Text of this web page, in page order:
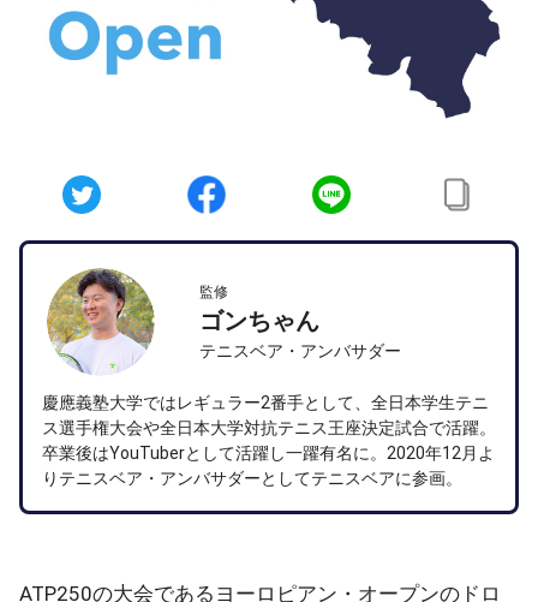
監修
ゴンちゃん
テニスベア・アンバサダー
慶應義塾大学ではレギュラー2番手として、全日本学生テニ
ス選手権大会や全日本大学対抗テニス王座決定試合で活躍。
卒業後はYouTuberとして活躍し一躍有名に。2020年12月よ
りテニスベア・アンバサダーとしてテニスベアに参画。
ATP250の大会であるヨーロピアン・オープンのドロ